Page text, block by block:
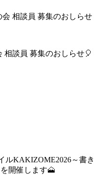
相談員 募集のおしらせ🎈